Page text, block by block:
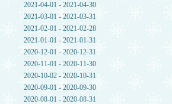
2021-04-01 - 2021-04-30
2021-03-01 - 2021-03-31
2021-02-01 - 2021-02-28
2021-01-01 - 2021-01-31
2020-12-01 - 2020-12-31
2020-11-01 - 2020-11-30
2020-10-02 - 2020-10-31
2020-09-01 - 2020-09-30
2020-08-01 - 2020-08-31